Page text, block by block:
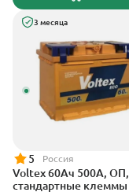
3 месяца
5 Россия
Voltex 60Ач 500А, ОП,
стандартные клеммы